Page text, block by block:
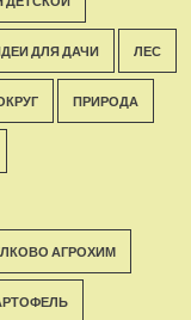
ДЛЯ ДАЧИ ЛЕС
ПРИРОДА
АГРОХИМ